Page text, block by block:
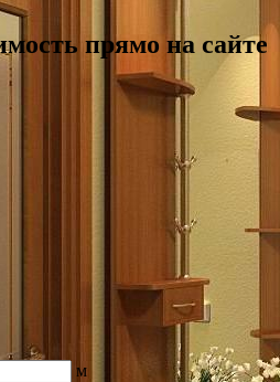
прямо на сайте
м